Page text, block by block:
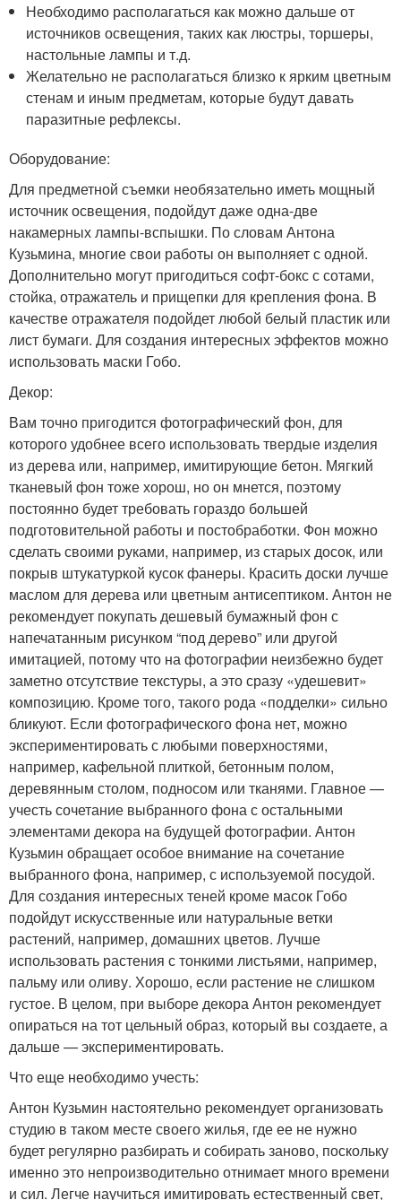
Необходимо располагаться как можно дальше от
источников освещения, таких как люстры, торшеры,
настольные лампы и т.д.
Желательно не располагаться близко к ярким цветным
стенам и иным предметам, которые будут давать
паразитные рефлексы.
Оборудование:
Для предметной съемки необязательно иметь мощный
источник освещения, подойдут даже одна-две
накамерных лампы-вспышки. По словам Антона
Кузьмина, многие свои работы он выполняет с одной.
Дополнительно могут пригодиться софт-бокс с сотами,
стойка, отражатель и прищепки для крепления фона. В
качестве отражателя подойдет любой белый пластик или
лист бумаги. Для создания интересных эффектов можно
использовать маски Гобо.
Декор:
Вам точно пригодится фотографический фон, для
которого удобнее всего использовать твердые изделия
из дерева или, например, имитирующие бетон. Мягкий
тканевый фон тоже хорош, но он мнется, поэтому
постоянно будет требовать гораздо большей
подготовительной работы и постобработки. Фон можно
сделать своими руками, например, из старых досок, или
покрыв штукатуркой кусок фанеры. Красить доски лучше
маслом для дерева или цветным антисептиком. Антон не
рекомендует покупать дешевый бумажный фон с
напечатанным рисунком “под дерево” или другой
имитацией, потому что на фотографии неизбежно будет
заметно отсутствие текстуры, а это сразу «удешевит»
композицию. Кроме того, такого рода «подделки» сильно
бликуют. Если фотографического фона нет, можно
экспериментировать с любыми поверхностями,
например, кафельной плиткой, бетонным полом,
деревянным столом, подносом или тканями. Главное —
учесть сочетание выбранного фона с остальными
элементами декора на будущей фотографии. Антон
Кузьмин обращает особое внимание на сочетание
выбранного фона, например, с используемой посудой.
Для создания интересных теней кроме масок Гобо
подойдут искусственные или натуральные ветки
растений, например, домашних цветов. Лучше
использовать растения с тонкими листьями, например,
пальму или оливу. Хорошо, если растение не слишком
густое. В целом, при выборе декора Антон рекомендует
опираться на тот цельный образ, который вы создаете, а
дальше — экспериментировать.
Что еще необходимо учесть:
Антон Кузьмин настоятельно рекомендует организовать
студию в таком месте своего жилья, где ее не нужно
будет регулярно разбирать и собирать заново, поскольку
именно это непроизводительно отнимает много времени
и сил. Легче научиться имитировать естественный свет,